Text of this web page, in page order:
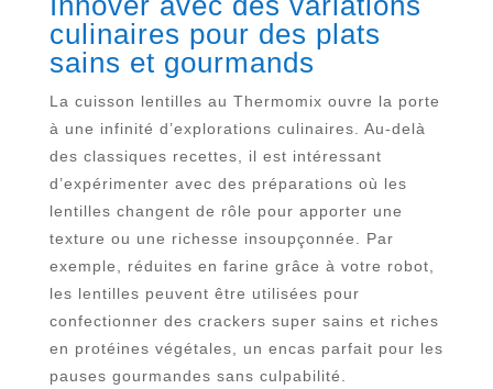
culinaires pour des plats
sains et gourmands
La cuisson lentilles au Thermomix ouvre la porte
à une infinité d’explorations culinaires. Au-delà
des classiques recettes, il est intéressant
d’expérimenter avec des préparations où les
lentilles changent de rôle pour apporter une
texture ou une richesse insoupçonnée. Par
exemple, réduites en farine grâce à votre robot,
les lentilles peuvent être utilisées pour
confectionner des crackers super sains et riches
en protéines végétales, un encas parfait pour les
pauses gourmandes sans culpabilité.